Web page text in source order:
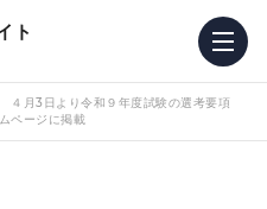
ト
４月3日より令和９年度試験の選考要項
ページに掲載